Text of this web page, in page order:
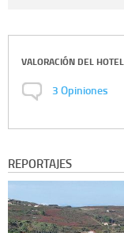
VALORACIÓN DEL
3Opiniones
REPORTAJES